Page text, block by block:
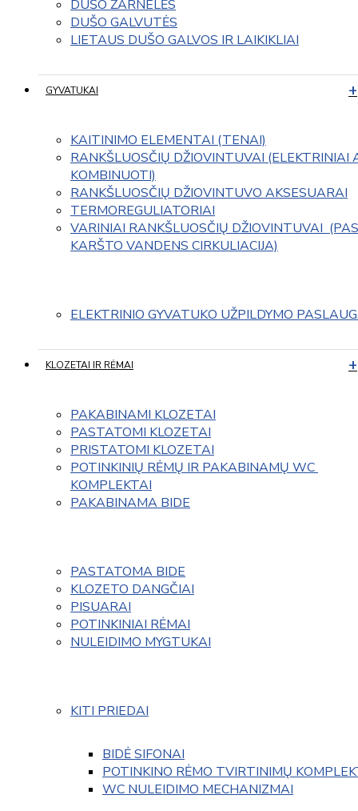
DUŠO ŽARNELĖS
DUŠO GALVUTĖS
LIETAUS DUŠO GALVOS IR LAIKIKLIAI
GYVATUKAI
KAITINIMO ELEMENTAI (TENAI)
RANKŠLUOSČIŲ DŽIOVINTUVAI (ELEKTRINIAI
KOMBINUOTI)
RANKŠLUOSČIŲ DŽIOVINTUVO AKSESUARAI
TERMOREGULIATORIAI
VARINIAI RANKŠLUOSČIŲ DŽIOVINTUVAI
KARŠTO VANDENS CIRKULIACIJA)
ELEKTRINIO GYVATUKO UŽPILDYMO
KLOZETAI IR RĖMAI
PAKABINAMI KLOZETAI
PASTATOMI KLOZETAI
PRISTATOMI KLOZETAI
POTINKINIŲ RĖMŲ IR PAKABINAMŲ WC
KOMPLEKTAI
PAKABINAMA BIDE
PASTATOMA BIDE
KLOZETO DANGČIAI
PISUARAI
POTINKINIAI RĖMAI
NULEIDIMO MYGTUKAI
KITI PRIEDAI
BIDĖ SIFONAI
POTINKINO RĖMO TVIRTINIMŲ
WC NULEIDIMO MECHANIZMAI